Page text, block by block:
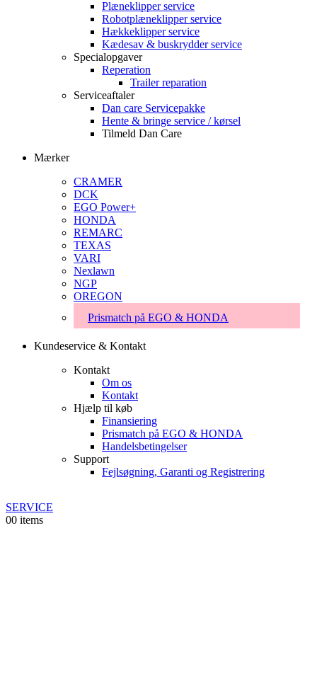
Plæneklipper service
Robotplæneklipper service
Hækkeklipper service
Kædesav & buskrydder service
Specialopgaver
Reperation
Trailer reparation
Serviceaftaler
Dan care Servicepakke
Hente & bringe service / kørsel
Tilmeld Dan Care
Mærker
CRAMER
DCK
EGO Power+
HONDA
REMARC
TEXAS
VARI
Nexlawn
NGP
OREGON
Prismatch på EGO & HONDA
Kundeservice & Kontakt
Kontakt
Om os
Kontakt
Hjælp til køb
Finansiering
Prismatch på EGO & HONDA
Handelsbetingelser
Support
Fejlsøgning, Garanti og Registrering
SERVICE
00 items